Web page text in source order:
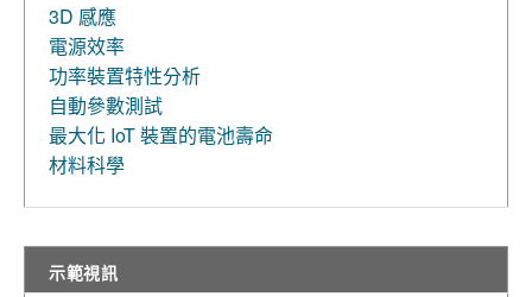
3D 感應
電源效率
功率裝置特性分析
自動參數測試
最大化 IoT 裝置的電池壽命
材料科學
示範視訊